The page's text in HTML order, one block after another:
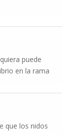
puede
en la rama
que los nidos